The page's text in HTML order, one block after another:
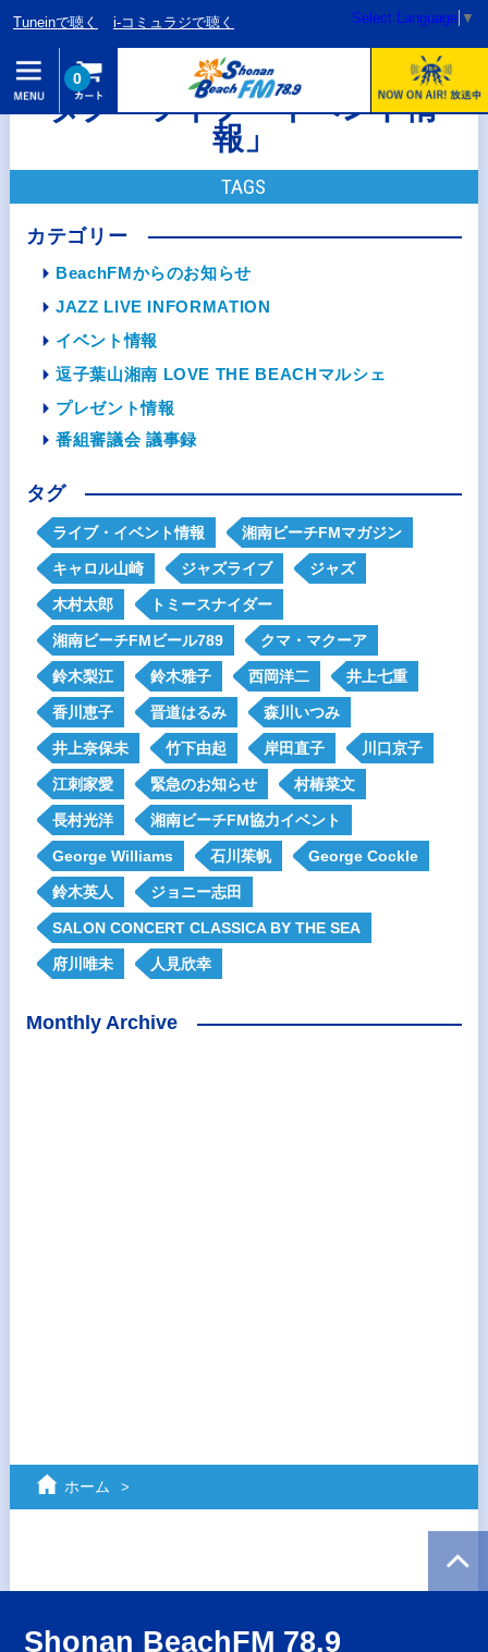
Tuneinで聴く i-コミュラジで聴く Select Language ▼
0
タグ「ライブ・イベント情
報」
TAGS
カテゴリー
BeachFMからのお知らせ
JAZZ LIVE INFORMATION
イベント情報
逗子葉山湘南 LOVE THE BEACHマルシェ
プレゼント情報
番組審議会 議事録
タグ
ライブ・イベント情報 湘南ビーチFMマガジン
キャロル山崎 ジャズライブ ジャズ
木村太郎 トミースナイダー
湘南ビーチFMビール789 クマ・マクーア
鈴木梨江 鈴木雅子 西岡洋二 井上七重
香川恵子 晋道はるみ 森川いつみ
井上奈保未 竹下由起 岸田直子 川口京子
江刺家愛 緊急のお知らせ 村椿菜文
長村光洋 湘南ビーチFM協力イベント
George Williams 石川茱帆 George Cockle
鈴木英人 ジョニー志田
SALON CONCERT CLASSICA BY THE SEA
府川唯未 人見欣幸
Monthly Archive
ホーム
Shonan BeachFM 78.9